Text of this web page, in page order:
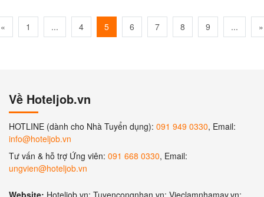
« 1 ... 4 5 6 7 8 9 ... »
Về Hoteljob.vn
HOTLINE (dành cho Nhà Tuyển dụng): 091 949 0330, Email:
info@hoteljob.vn
Tư vấn & hỗ trợ Ứng viên: 091 668 0330, Email:
ungvien@hoteljob.vn